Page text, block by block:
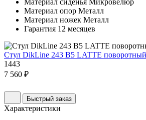
Материал опор Металл
Материал ножек Металл
Гарантия 12 месяцев
Стул DikLine 243 B5 LATTE
1443
7 560 ₽
Быстрый заказ
Характеристики